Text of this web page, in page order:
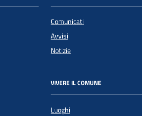
Comunicati
Avvisi
Notizie
VIVERE IL COMUNE
Luoghi